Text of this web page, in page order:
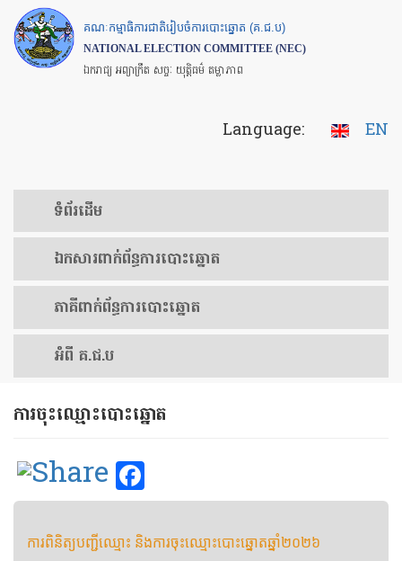
Skip
to
main
គណៈកម្មាធិការជាតិរៀបចំការបោះឆ្នោត (គ.ជ.ប)
NATIONAL ELECTION COMMITTEE (NEC)
ឯករាជ្យ អព្យាក្រឹត សច្ចៈ យុត្តិធម៌ តម្លាភាព
Language: EN
ទំព័រ​ដើម
ឯកសារ​ពាក់ព័ន្ធ​ការ​បោះឆ្នោត
​ភាគីពាក់ព័ន្ធ​​ការ​បោះឆ្នោត
អំពី គ.ជ.ប
ការ​ចុះឈ្មោះបោះឆ្នោត
ការពិនិត្យបញ្ជីឈ្មោះ និងការចុះឈ្មោះបោះឆ្នោតឆ្នាំ២០២៦